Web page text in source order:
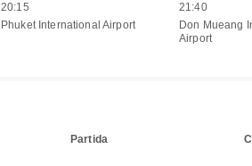
20:15
Phuket International Airport
21:40
Don Mueang
Airport
Partida